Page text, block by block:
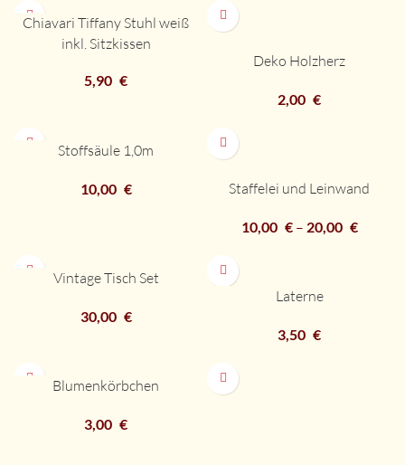
Chiavari Tiffany Stuhl weiß
inkl. Sitzkissen
5,90 €
Deko Holzherz
2,00 €
Stoffsäule 1,0m
10,00 € Staffelei und Leinwand
10,00 €– 20,00 €
Vintage Tisch Set
30,00 €
Laterne
3,50 €
Blumenkörbchen
3,00 €